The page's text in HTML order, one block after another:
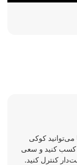
کوکی
کسب کنید و سعی
کنترل کنید.